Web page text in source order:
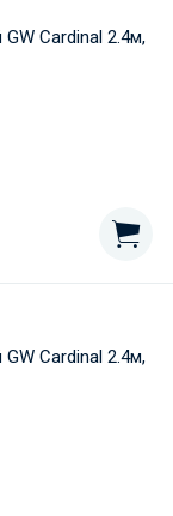
Cardinal 2.4м,
Cardinal 2.4м,